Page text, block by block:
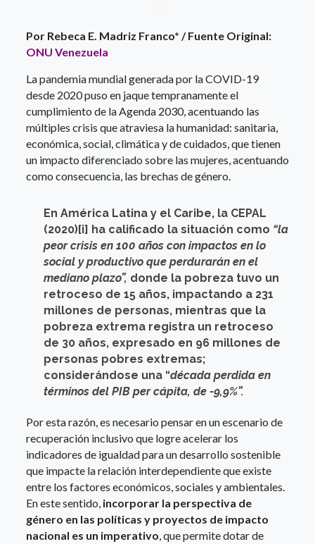
Por Rebeca E. Madriz Franco* / Fuente Original:
ONU Venezuela
La pandemia mundial generada por la COVID-19
desde 2020 puso en jaque tempranamente el
cumplimiento de la Agenda 2030, acentuando las
múltiples crisis que atraviesa la humanidad: sanitaria,
económica, social, climática y de cuidados, que tienen
un impacto diferenciado sobre las mujeres, acentuando
como consecuencia, las brechas de género.
En América Latina y el Caribe, la CEPAL
(2020)[i] ha calificado la situación como “la
peor crisis en 100 años con impactos en lo
social y productivo que perdurarán en el
mediano plazo”, donde la pobreza tuvo un
retroceso de 15 años, impactando a 231
millones de personas, mientras que la
pobreza extrema registra un retroceso
de 30 años, expresado en 96 millones de
personas pobres extremas;
considerándose una “década perdida en
términos del PIB per cápita, de -9,9%”.
Por esta razón, es necesario pensar en un escenario de
recuperación inclusivo que logre acelerar los
indicadores de igualdad para un desarrollo sostenible
que impacte la relación interdependiente que existe
entre los factores económicos, sociales y ambientales.
En este sentido, incorporar la perspectiva de
género en las políticas y proyectos de impacto
nacional es un imperativo, que permite dotar de